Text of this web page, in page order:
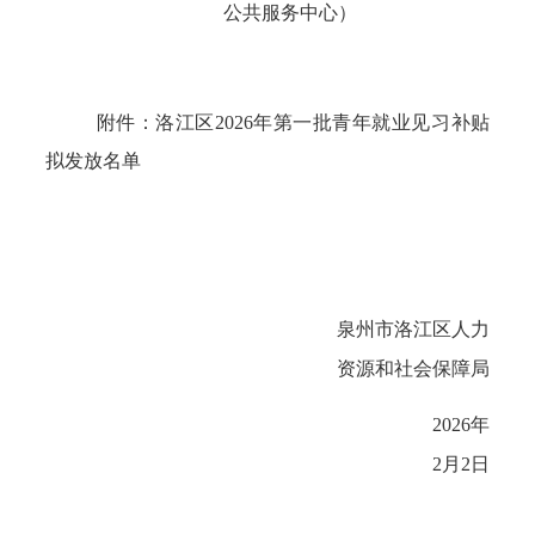
公共服务中心）
附件：洛江区2026年第一批青年就业见习补贴
拟发放名单
泉州市洛江区人力
资源和社会保障局
2026年
2月 2日